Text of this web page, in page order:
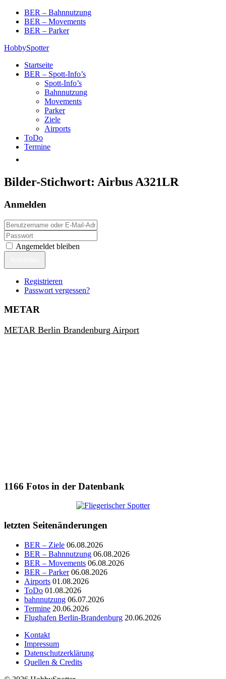
Skip
content
BER – Bahnnutzung
BER – Movements
BER – Parker
HobbySpotter
Startseite
BER – Spott-Info’s
Spott-Info’s
Bahnnutzung
Movements
Parker
Ziele
Airports
ToDo
Termine
Bilder-Stichwort: Airbus A321LR
Anmelden
Angemeldet bleiben
Registrieren
Passwort vergessen?
METAR
METAR Berlin Brandenburg Airport
1166 Fotos in der Datenbank
letzten Seitenänderungen
BER – Ziele 06.08.2026
BER – Bahnnutzung 06.08.2026
BER – Movements 06.08.2026
BER – Parker 06.08.2026
Airports 01.08.2026
ToDo 01.08.2026
bahnnutzung 06.07.2026
Termine 20.06.2026
Flughafen Berlin-Brandenburg 20.06.2026
Kontakt
Impressum
Datenschutzerklärung
Quellen & Credits